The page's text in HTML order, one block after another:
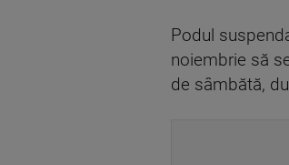
Podul
noiembrie să
de sâmbătă,